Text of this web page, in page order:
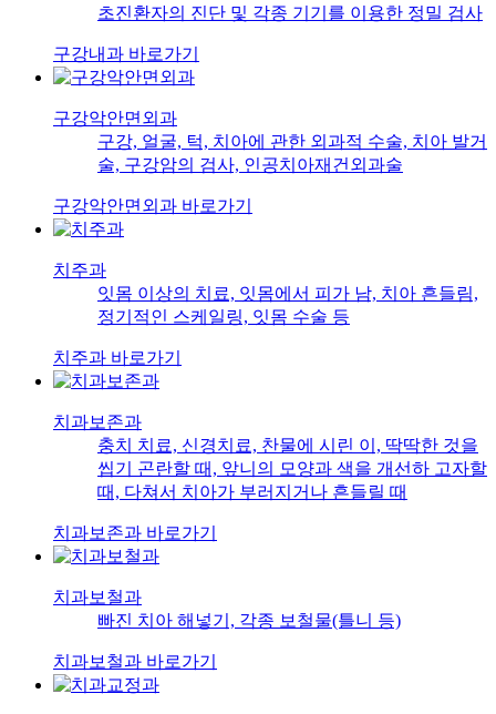
초진환자의 진단 및 각종 기기를 이용한 정밀 검사
구강내과 바로가기
구강악안면외과
구강, 얼굴, 턱, 치아에 관한 외과적 수술, 치아 발거
술, 구강암의 검사, 인공치아재건외과술
구강악안면외과 바로가기
치주과
잇몸 이상의 치료, 잇몸에서 피가 남, 치아 흔들림,
정기적인 스케일링, 잇몸 수술 등
치주과 바로가기
치과보존과
충치 치료, 신경치료, 찬물에 시린 이, 딱딱한 것을
씹기 곤란할 때, 앞니의 모양과 색을 개선하 고자할
때, 다쳐서 치아가 부러지거나 흔들릴 때
치과보존과 바로가기
치과보철과
빠진 치아 해넣기, 각종 보철물(틀니 등)
치과보철과 바로가기